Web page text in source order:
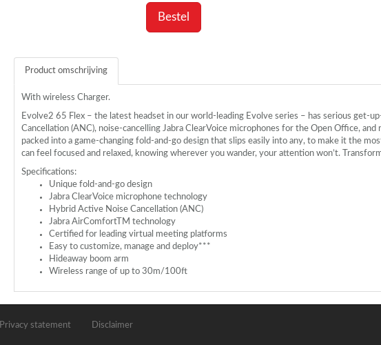
Bestel
Product omschrijving
With wireless Charger.
Evolve2 65 Flex – the latest headset in our world-leading Evolve series – has serious get-
Cancellation (ANC), noise-cancelling Jabra ClearVoice microphones for the Open Office,
packed into a game-changing fold-and-go design that slips easily into any, to make it the
can feel focused and relaxed, knowing wherever you wander, your attention won’t.
Specifications:
Unique fold-and-go design
Jabra ClearVoice microphone technology
Hybrid Active Noise Cancellation (ANC)
Jabra AirComfortTM technology
Certified for leading virtual meeting platforms
Easy to customize, manage and deploy***
Hideaway boom arm
Wireless range of up to 30m/100ft
Privacy statement Disclaimer